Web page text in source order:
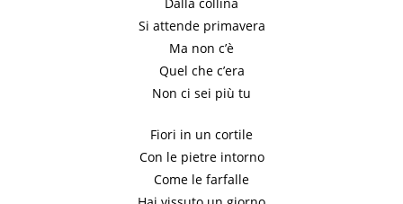
Si attende primavera
Ma non c’è
Quel che c’era
Non ci sei più tu
Fiori in un cortile
Con le pietre intorno
Come le farfalle